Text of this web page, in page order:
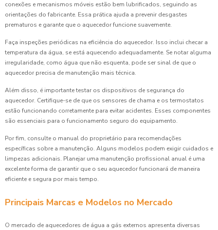
conexões e mecanismos móveis estão bem lubrificados, seguindo as
orientações do fabricante. Essa prática ajuda a prevenir desgastes
prematuros e garante que o aquecedor funcione suavemente.
Faça inspeções periódicas na eficiência do aquecedor. Isso inclui checar a
temperatura da água, se está aquecendo adequadamente. Se notar alguma
irregularidade, como água que não esquenta, pode ser sinal de que o
aquecedor precisa de manutenção mais técnica.
Além disso, é importante testar os dispositivos de segurança do
aquecedor. Certifique-se de que os sensores de chama e os termostatos
estão funcionando corretamente para evitar acidentes. Esses componentes
são essenciais para o funcionamento seguro do equipamento.
Por fim, consulte o manual do proprietário para recomendações
específicas sobre a manutenção. Alguns modelos podem exigir cuidados e
limpezas adicionais. Planejar uma manutenção profissional anual é uma
excelente forma de garantir que o seu aquecedor funcionará de maneira
eficiente e segura por mais tempo.
Principais Marcas e Modelos no Mercado
O mercado de aquecedores de água a gás externos apresenta diversas